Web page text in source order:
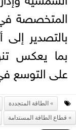
المتخصصة في
بما يعكس
على التوسع
الطاقة المتجددة
قطاع الطاقة المستدامة